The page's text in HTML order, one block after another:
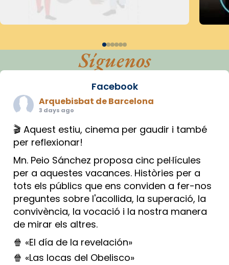
Síguenos
Facebook
Arquebisbat de Barcelona
3 days ago
🎬 Aquest estiu, cinema per gaudir i també
per reflexionar!
Mn. Peio Sánchez proposa cinc pel·lícules
per a aquestes vacances. Històries per a
tots els públics que ens conviden a fer-nos
preguntes sobre l'acollida, la superació, la
convivència, la vocació i la nostra manera
de mirar els altres.
🍿 «El día de la revelación»
🍿 «Las locas del Obelisco»